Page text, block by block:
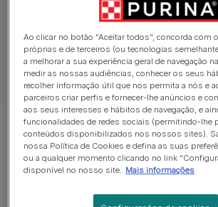
Ver todos os Artigos de
Mostrar 12 de 13 artigos
Artigos mais vistos
Ao clicar no botão "Aceitar todos", concorda com
próprias e de terceiros (ou tecnologias
a melhorar a sua experiência geral de navegação
medir as nossas audiências, conhecer os seus
recolher informação útil que nos permita a nós e
parceiros criar perfis e fornecer-lhe anúncios e
aos seus interesses e hábitos de navegação, e
funcionalidades de redes sociais (permitindo-lhe
conteúdos disponibilizados nos nossos sites).
nossa Política de Cookies e defina as suas
ou a qualquer momento clicando no link
disponível no nosso site. Mais informações